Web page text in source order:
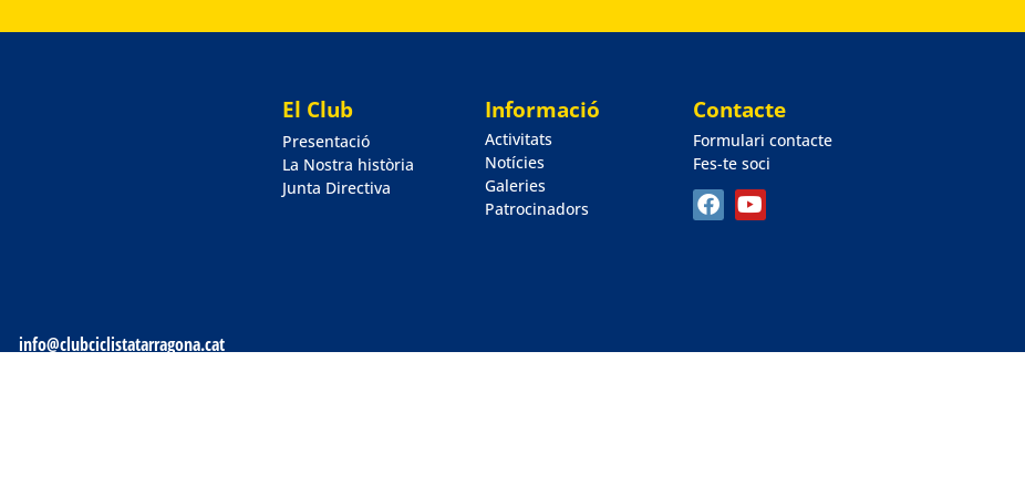
info@clubciclistatarragona.cat
El Club
Presentació
La Nostra història
Junta Directiva
Informació
Activitats
Notícies
Galeries
Patrocinadors
Contacte
Formulari contacte
Fes-te soci